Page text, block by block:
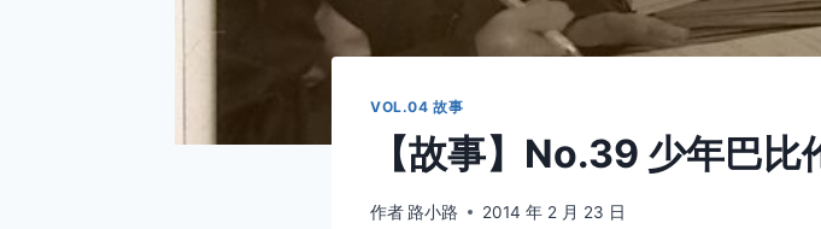
VOL.04 故事
【故事】No.39 少年巴比
作者 路小路 2014 年 2 月 23 日